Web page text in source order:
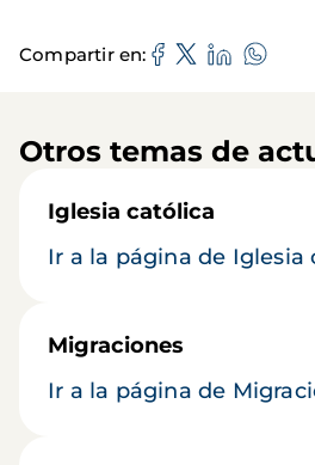
Compartir en
Otros temas de
Iglesia católica
Ir a la página de Iglesia
Migraciones
Ir a la página de